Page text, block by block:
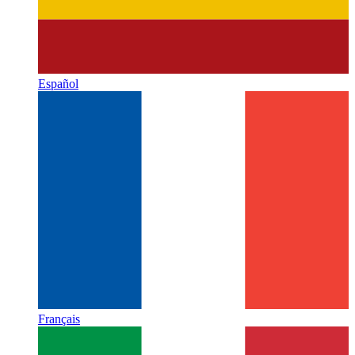
Español
Français